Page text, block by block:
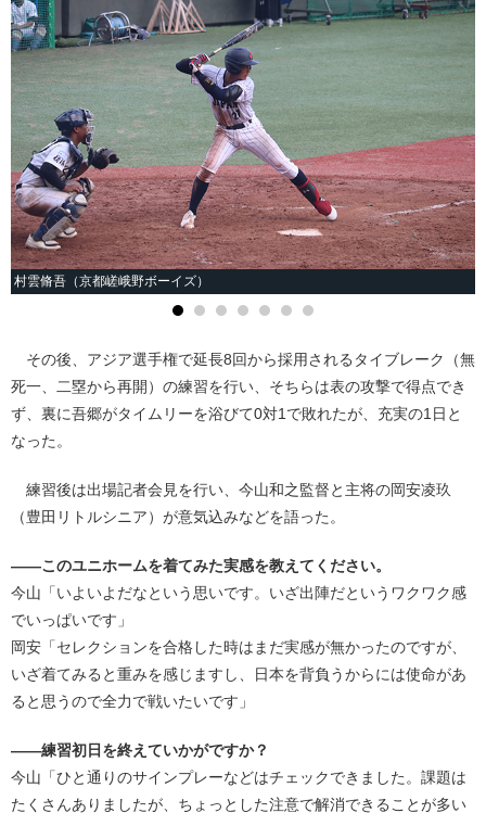
村雲脩吾（京都嵯峨野ボーイズ）
その後、アジア選手権で延長8回から採用されるタイブレーク（無
死一、二塁から再開）の練習を行い、そちらは表の攻撃で得点でき
ず、裏に吾郷がタイムリーを浴びて0対1で敗れたが、充実の1日と
なった。
練習後は出場記者会見を行い、今山和之監督と主将の岡安凌玖
（豊田リトルシニア）が意気込みなどを語った。
――このユニホームを着てみた実感を教えてください。
今山「いよいよだなという思いです。いざ出陣だというワクワク感
でいっぱいです」
岡安「セレクションを合格した時はまだ実感が無かったのですが、
いざ着てみると重みを感じますし、日本を背負うからには使命があ
ると思うので全力で戦いたいです」
――練習初日を終えていかがですか？
今山「ひと通りのサインプレーなどはチェックできました。課題は
たくさんありましたが、ちょっとした注意で解消できることが多い